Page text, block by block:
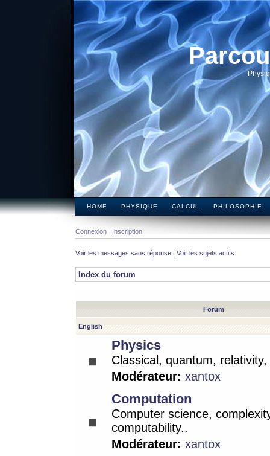
HOME PHYSIQUE CALCUL PHILOSOPHIE
Connexion Inscription
Voir les messages sans réponse | Voir les sujets actifs
Index du forum
Forum
English
Physics
Classical, quantum,
Modérateur: xantox
Computation
Computer science,
computability..
Modérateur: xantox